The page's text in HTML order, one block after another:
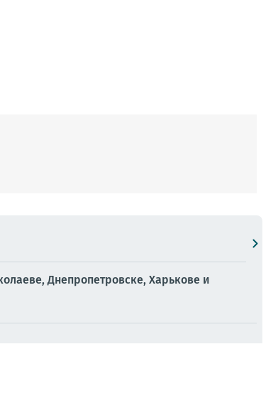
Днепропетровске, Харькове и